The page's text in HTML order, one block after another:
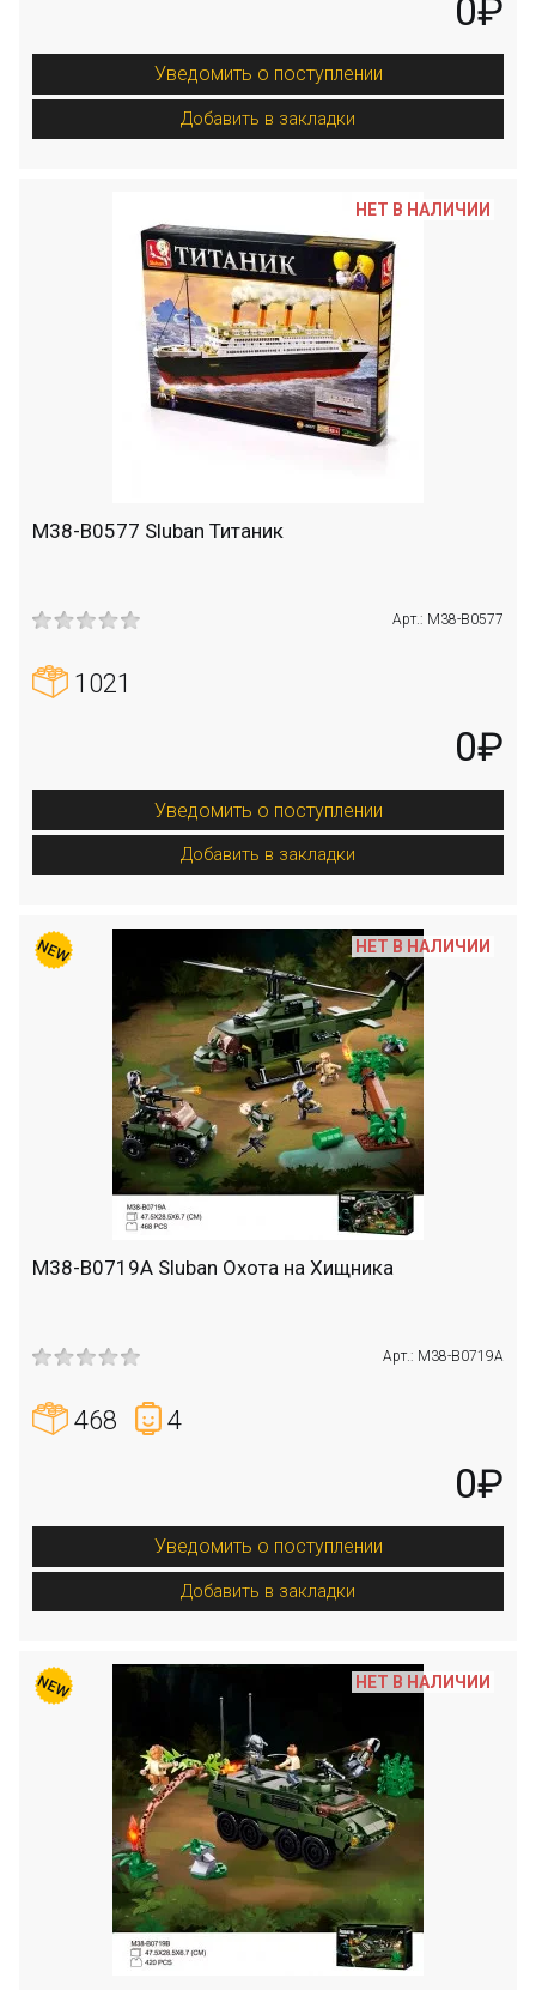
0₽
Уведомить о поступлении
Добавить в закладки
M38-B0577 Sluban Титаник
Арт.: M38-B0577
1021
0₽
Уведомить о поступлении
Добавить в закладки
НЕТ В НАЛИЧИИ
M38-B0719A Sluban Охота на Хищника
Арт.: M38-B0719A
468 4
0₽
Уведомить о поступлении
Добавить в закладки
НЕТ В НАЛИЧИИ
НЕТ В НАЛИЧИИ